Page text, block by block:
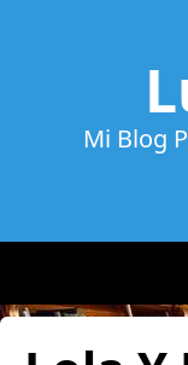
Mi Blog